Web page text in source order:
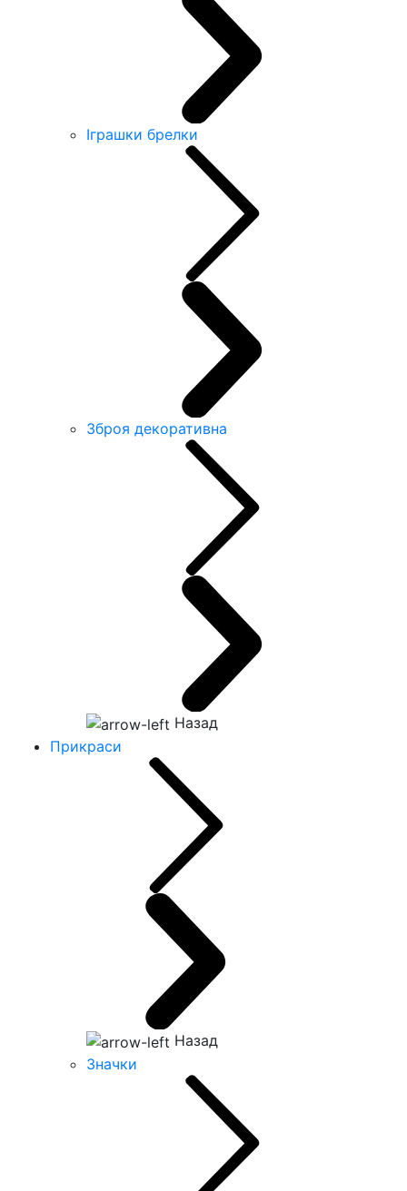
Іграшки брелки
Зброя декоративна
Назад
Прикраси
Назад
Значки